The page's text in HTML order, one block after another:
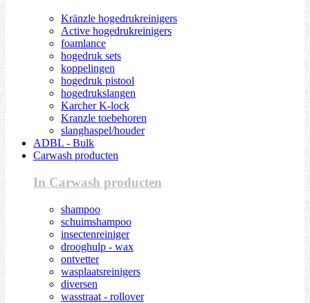
Kränzle hogedrukreinigers
Active hogedrukreinigers
foamlance
hogedruk sets
koppelingen
hogedruk pistool
hogedrukslangen
Karcher K-lock
Kranzle toebehoren
slanghaspel/houder
ADBL - Bulk
Carwash producten
In Carwash producten
shampoo
schuimshampoo
insectenreiniger
drooghulp - wax
ontvetter
wasplaatsreinigers
diversen
wasstraat - rollover